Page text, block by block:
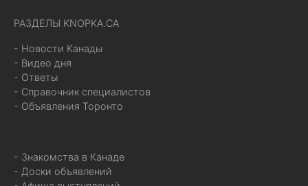
РАЗДЕЛЫ KNOPKA.CA
- Новости Канады
- Видео дня
- Ответы
- Справочник специалистов
- Объявления Торонто
- Знакомства в Канаде
- Доски объявлений